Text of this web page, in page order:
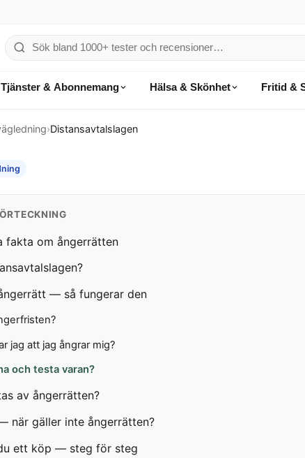
Sök
konsumentvalet
Tjänster & Abonnemang Hälsa & Skönhet Fritid &
›Distansavtalslagen
fakta om ångerrätten
— så fungerar den
jag att jag ångrar mig?
och testa varan?
av ångerrätten?
när gäller inte ångerrätten?
ett köp — steg för steg